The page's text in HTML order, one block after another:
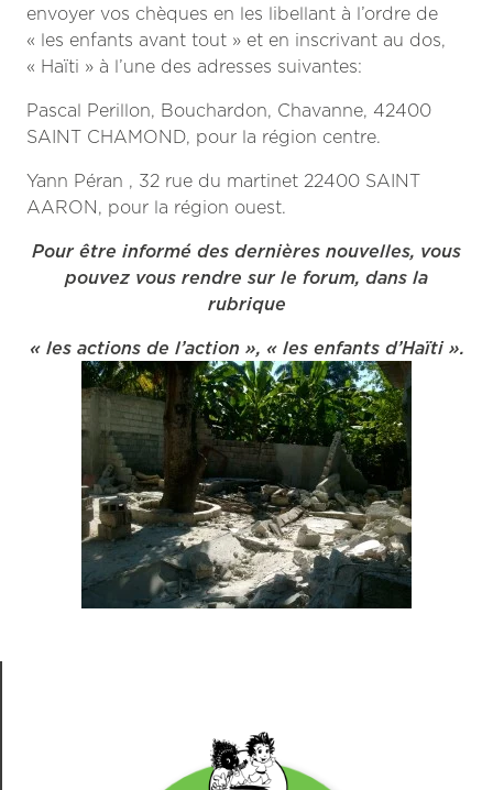
envoyer vos chèques en les libellant à l’ordre de
« les enfants avant tout » et en inscrivant au dos,
« Haïti » à l’une des adresses suivantes:
Pascal Perillon, Bouchardon, Chavanne, 42400
SAINT CHAMOND, pour la région centre.
Yann Péran , 32 rue du martinet 22400 SAINT
AARON, pour la région ouest.
Pour être informé des dernières nouvelles, vous
pouvez vous rendre sur le forum, dans la
rubrique
« les actions de l’action », « les enfants d’Haïti ».